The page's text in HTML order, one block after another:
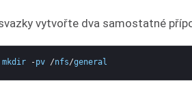
vytvořte dva samostatné
mkdir -pv /nfs/general